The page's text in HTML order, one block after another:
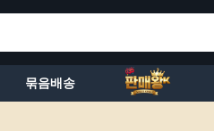
묶음배송